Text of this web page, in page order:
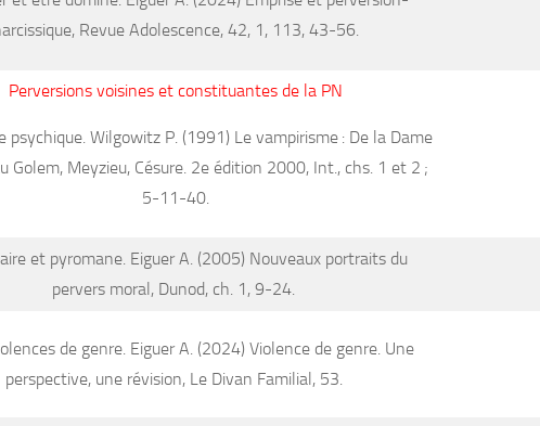
Revue Adolescence, 42, 1, 113, 43-56.
Perversions voisines et constituantes de la PN
psychique. Wilgowitz P. (1991) Le vampirisme : De la Dame
Golem, Meyzieu, Césure. 2e édition 2000, Int., chs. 1 et 2 ;
5-11-40.
et pyromane. Eiguer A. (2005) Nouveaux portraits du
pervers moral, Dunod, ch. 1, 9-24.
de genre. Eiguer A. (2024) Violence de genre. Une
perspective, une révision, Le Divan Familial, 53